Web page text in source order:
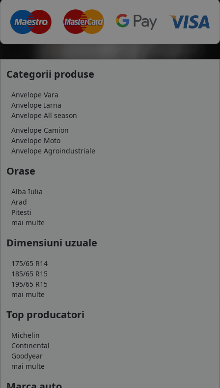
Categorii produse
Anvelope Vara
Anvelope Iarna
Anvelope All season
Anvelope Camion
Anvelope Moto
Anvelope Agroindustriale
Orase
Alba Iulia
Arad
Pitesti
mai multe
Dimensiuni uzuale
175/65 R14
185/65 R15
195/65 R15
mai multe
Top producatori
Michelin
Continental
Goodyear
mai multe